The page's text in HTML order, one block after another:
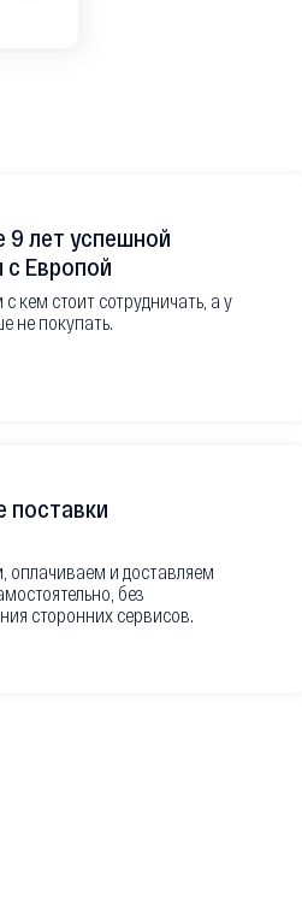
9 лет успешной
с Европой
кем стоит сотрудничать, а у
не покупать.
поставки
оплачиваем и доставляем
без
сторонних сервисов.